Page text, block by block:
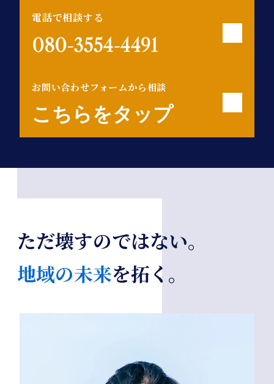
電話で相談する
080-3554-4491
お問い合わせフォームから相談
こちらをタップ
ただ壊すのではない。
地域の未来を拓く。